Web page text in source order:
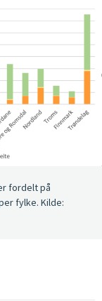
fordelt på
fylke. Kilde: